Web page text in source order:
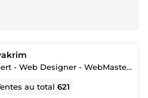
Développeur Expert - Web Designer - WebMaster SEO
au total621